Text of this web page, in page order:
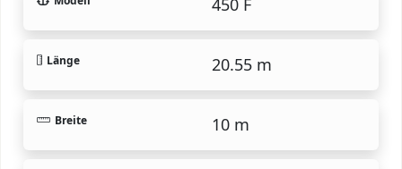
450 F
Länge 20.55 m
Breite 10 m